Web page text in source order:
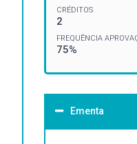
CRÉDITOS
2
FREQUÊNCIA
75%
Ementa